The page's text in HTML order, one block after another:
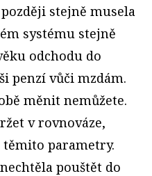
stejně musela
systému stejně
odchodu do
penzí vůči mzdám.
měnit nemůžete.
v rovnováze,
parametry.
pouštět do